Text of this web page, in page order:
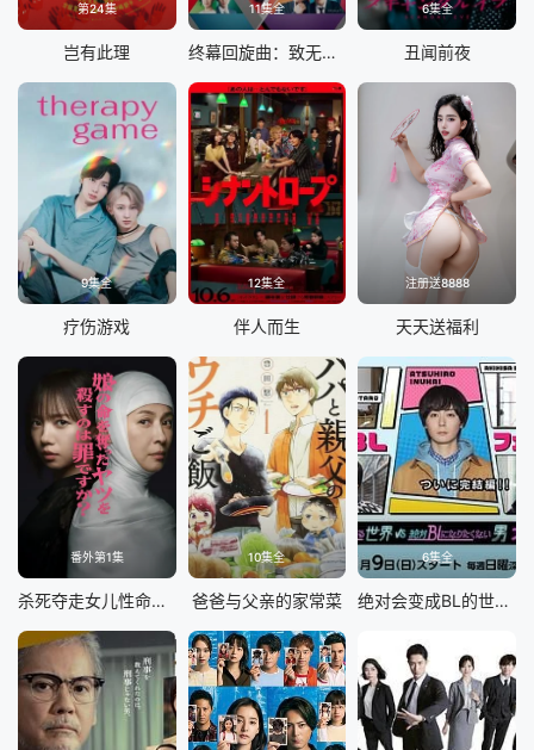
第24集
岂有此理
11集全
终幕回旋曲：致无法再见的你
6集全
丑闻前夜
9集全
疗伤游戏
12集全
伴人而生
注册送8888
天天送福利
番外第1集
杀死夺走女儿性命的人是罪吗？
10集全
爸爸与父亲的家常菜
6集全
绝对会变成BL的世界VS绝不想变成BL的男人最终章